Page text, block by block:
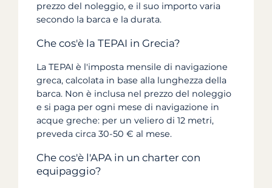
prezzo del noleggio, e il suo importo varia
secondo la barca e la durata.
Che cos'è la TEPAI in Grecia?
La TEPAI è l'imposta mensile di navigazione
greca, calcolata in base alla lunghezza della
barca. Non è inclusa nel prezzo del noleggio
e si paga per ogni mese di navigazione in
acque greche: per un veliero di 12 metri,
preveda circa 30-50 € al mese.
Che cos'è l'APA in un charter con
equipaggio?